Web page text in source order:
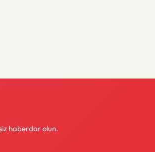
haberdar olun.